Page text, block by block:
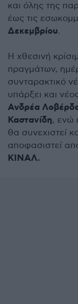
και όλης της
έως τις
Δεκεμβρίου.
Η χθεσινή
πραγμάτων,
συνταρακτικό
υπάρξει και
Ανδρέα
Καστανίδη, ενώ
θα συνεχιστεί
αποφασιστεί
ΚΙΝΑΛ.